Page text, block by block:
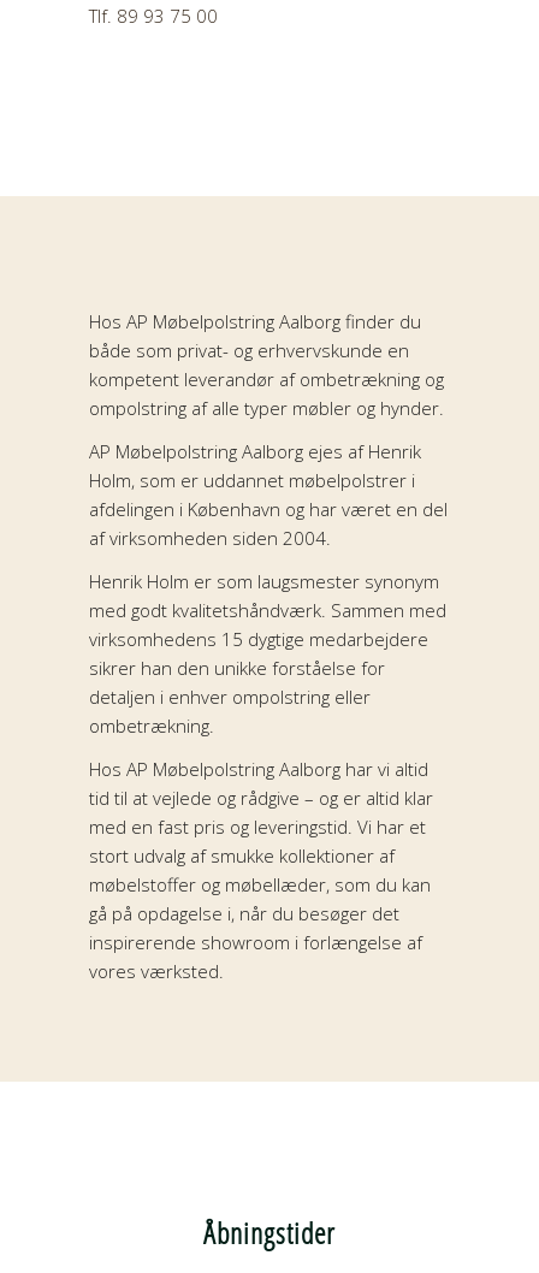
Tlf. 89 93 75 00
Hos AP Møbelpolstring Aalborg finder du
både som privat- og erhvervskunde en
kompetent leverandør af ombetrækning og
ompolstring af alle typer møbler og hynder.
AP Møbelpolstring Aalborg ejes af Henrik
Holm, som er uddannet møbelpolstrer i
afdelingen i København og har været en del
af virksomheden siden 2004.
Henrik Holm er som laugsmester synonym
med godt kvalitetshåndværk. Sammen med
virksomhedens 15 dygtige medarbejdere
sikrer han den unikke forståelse for
detaljen i enhver ompolstring eller
ombetrækning.
Hos AP Møbelpolstring Aalborg har vi altid
tid til at vejlede og rådgive – og er altid klar
med en fast pris og leveringstid. Vi har et
stort udvalg af smukke kollektioner af
møbelstoffer og møbellæder, som du kan
gå på opdagelse i, når du besøger det
inspirerende showroom i forlængelse af
vores værksted.
Åbningstider